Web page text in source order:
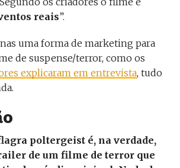
reais”.
uma forma de marketing para
de suspense/terror, como os
explicaram em entrevista, tudo
poltergeist é, na verdade,
de um filme de terror que